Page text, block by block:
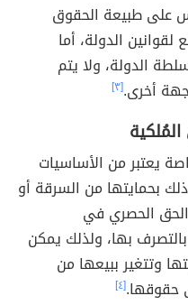
على طبيعة الحقوق
الدولة، أما
الدولة، ولا يتم
أخرى.[٣]
يعتبر من الأساسيات
بحمايتها من السرقة أو
الحق الحصري في
بها، ولذلك يمكن
وتتغير ببيعها من
حقوقها.[٤]